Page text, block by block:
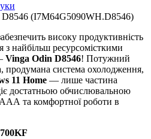
(I7M64G5090WH.D8546)
високу продуктивність
з найбільш ресурсомісткими
Vinga Odin D8546! Потужний
продумана система охолодження,
11 Home — лише частина
достатньою обчислювальною
та комфортної роботи в